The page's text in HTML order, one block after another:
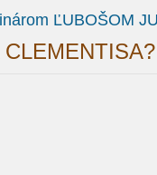
ĽUBOŠOM